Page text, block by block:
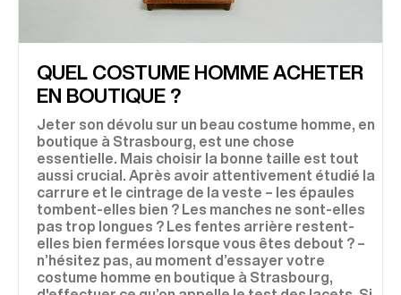
QUEL COSTUME HOMME ACHETER
EN BOUTIQUE ?
Jeter son dévolu sur un beau costume homme , en
boutique à Strasbourg, est une chose
essentielle. Mais choisir la bonne taille est tout
aussi crucial. Après avoir attentivement étudié la
carrure et le cintrage de la veste – les épaules
tombent-elles bien ? Les manches ne sont-elles
pas trop longues ? Les fentes arrière restent-
elles bien fermées lorsque vous êtes debout ? –
n’hésitez pas, au moment d’essayer votre
costume homme en boutique à Strasbourg,